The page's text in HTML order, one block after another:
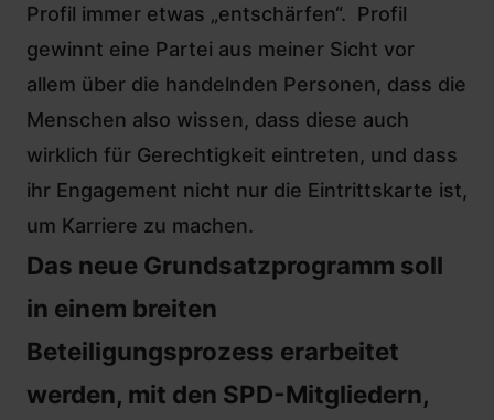
Profil immer etwas „entschärfen“. Profil
gewinnt eine Partei aus meiner Sicht vor
allem über die handelnden Personen, dass die
Menschen also wissen, dass diese auch
wirklich für Gerechtigkeit eintreten, und dass
ihr Engagement nicht nur die Eintrittskarte ist,
um Karriere zu machen.
Das neue Grundsatzprogramm soll
in einem breiten
Beteiligungsprozess erarbeitet
werden, mit den SPD-Mitgliedern,